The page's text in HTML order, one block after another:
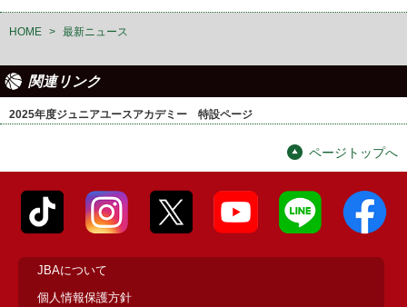
HOME > 最新ニュース
関連リンク
2025年度ジュニアユースアカデミー 特設ページ
ページトップへ
JBAについて
個人情報保護方針